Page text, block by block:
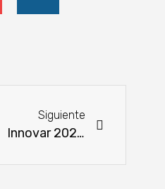
Siguiente
Innovar 2024 busca elevar a Paraguay en la escala de la competitividad internacional